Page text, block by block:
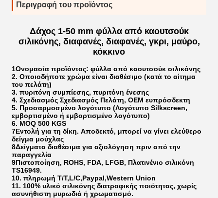
Περιγραφή του προϊόντος
Δάχος 1-50 mm φύλλα από καουτσούκ
σιλικόνης, διαφανές, διαφανές, γκρι, μαύρο,
κόκκινο
1Ονομασία προϊόντος: φύλλα από καουτσούκ σιλικόνης
2. Οποιοδήποτε χρώμα είναι διαθέσιμο (κατά το αίτημα
του πελάτη)
3. πυριτόνη συμπίεσης, πυριτόνη ένεσης
4. Σχεδιασμός Σχεδιασμός Πελάτη, OEM ευπρόσδεκτη
5. Προσαρμοσμένο λογότυπο (Λογότυπο Silkscreen,
εμβορτισμένο ή εμβορτισμένο λογότυπο)
6. MOQ 500 KGS
7Εντολή για τη δίκη. Αποδεκτό, μπορεί να γίνει ελεύθερο
δείγμα μούχλας
8Δείγματα διαθέσιμα για αξιολόγηση πριν από την
παραγγελία
9Πιστοποίηση, ROHS, FDA, LFGB, Πλατινένιο σιλικόνη
TS16949.
10. πληρωμή T/T,L/C,Paypal,Western Union
11. 100% υλικό σιλικόνης διατροφικής ποιότητας, χωρίς
ασυνήθιστη μυρωδιά ή χρωματισμό.